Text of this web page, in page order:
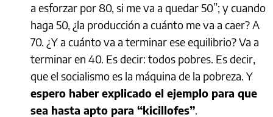
a esforzar por 80, si me va a quedar 50”; y cuando
haga 50, ¿la producción a cuánto me va a caer? A
70. ¿Y a cuánto va a terminar ese equilibrio? Va a
terminar en 40. Es decir: todos pobres. Es decir,
que el socialismo es la máquina de la pobreza. Y
espero haber explicado el ejemplo para que
sea hasta apto para “kicillofes”.